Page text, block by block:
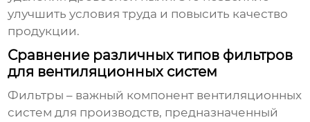
улучшить условия труда и повысить качество
продукции.
Сравнение различных типов фильтров
для вентиляционных систем
Фильтры – важный компонент вентиляционных
систем для производств, предназначенный